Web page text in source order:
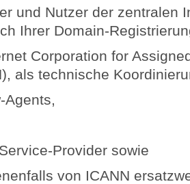
und Nutzer der zentralen
Ihrer Domain-
Corporation for
als technische
Agents,
Provider sowie
von ICANN